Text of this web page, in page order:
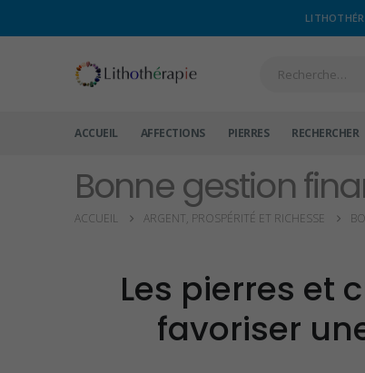
ACCUEIL AFFECTIONS PIERRES RECHERCHER
Bonne gestion
ACCUEIL ARGENT, PROSPÉRITÉ ET RICHESSE
Les pierres et
favoriser